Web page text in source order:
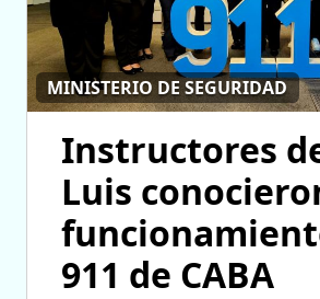
MINISTERIO DE SEGURIDAD
Instructores
Luis
911 de CABA